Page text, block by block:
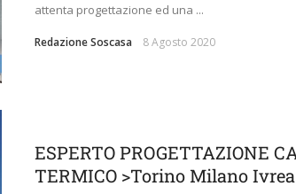
attenta progettazione ed una ...
Redazione Soscasa 8 Agosto 2020
ESPERTO PROGETTAZIONE
TERMICO >Torino Milano Ivrea